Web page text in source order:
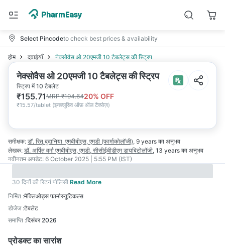
Select Pincodeto check best prices & availability
होम दवाईयाँ नेक्सोवैस ओ 20एमजी 10 टैबलेट्स की स्ट्रिप
नेक्सोवैस ओ 20एमजी 10 टैबलेट्स की स्ट्रिप
स्ट्रिप में 10 टैबलेट
₹155.71MRP₹194.6420% OFF
₹15.57/tablet (इनक्लूसिव ऑफ़ ऑल टैक्सेज़)
समीक्षक: डॉ. रितु बुदानिया एमबीबीएस, एमडी (फार्माकोलॉजी), 9 years का अनुभव
लेखक: डॉ. अर्पित वर्मा एमबीबीएस, एमडी, सीसीईबीडीएम डायबिटोलॉजी, 13 years का अनुभव
नवीनतम अपडेट: 6 October 2025 | 5:55 PM (IST)
30 दिनों की रिटर्न पॉलिसी Read More
निर्मित :मैक्लिओड्स फार्मास्यूटिकल्स
डोजेज :टैबलेट
समाप्ति :दिसंबर 2026
प्रोडक्ट का सारांश